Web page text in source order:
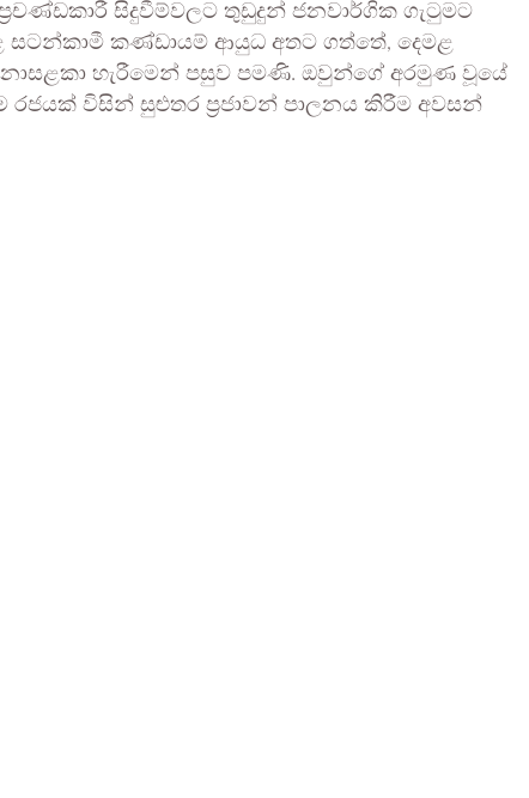
සිදුවීම්වලට තුඩුදුන් ජනවාර්ගික ගැටුමට
සටන්කාමී කණ්ඩායම් ආයුධ අතට ගත්තේ, දෙමළ
හැරීමෙන් පසුව පමණි. ඔවුන්ගේ අරමුණ වූයේ
විසින් සුළුතර ප්‍රජාවන් පාලනය කිරීම අවසන්